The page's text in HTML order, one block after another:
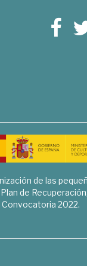
de las
de
Convocatoria 2022.